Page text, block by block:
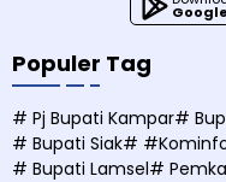
Populer Tag
# Pj Bupati Kampar#
# Bupati Siak#
# Bupati Lamsel#